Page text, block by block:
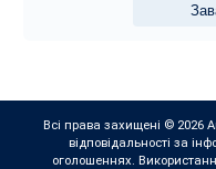
Всі права захищені © 2026
відповідальності за
оголошеннях.